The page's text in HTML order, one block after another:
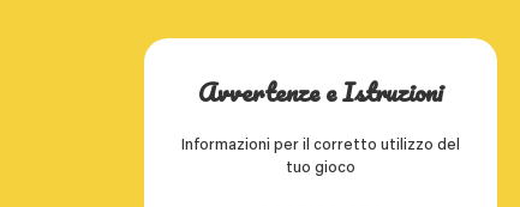
Avvertenze e Istruzioni
Informazioni per il corretto utilizzo del
tuo gioco